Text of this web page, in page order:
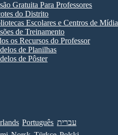
Gratuita Para Professores
do Distrito
Escolares e Centros de Mídia
de Treinamento
os Recursos do Professor
de Planilhas
de Pôster
Português עברית